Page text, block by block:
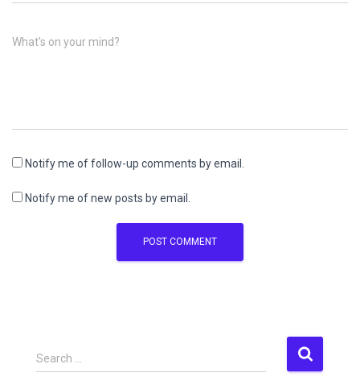
What's on your mind?
Notify me of follow-up comments by email.
Notify me of new posts by email.
S
e
Search …